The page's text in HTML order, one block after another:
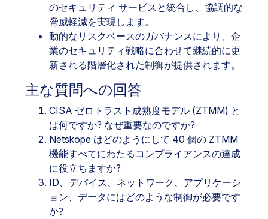
のセキュリティ サービスと統合し、協調的な
脅威軽減を実現します。
動的なリスクベースのガバナンスにより、企
業のセキュリティ戦略に合わせて継続的に更
新される階層化された制御が提供されます。
主な質問への回答
CISA ゼロトラスト成熟度モデル (ZTMM) と
は何ですか? なぜ重要なのですか?
Netskope はどのようにして 40 個の ZTMM
機能すべてにわたるコンプライアンスの達成
に役立ちますか?
ID、デバイス、ネットワーク、アプリケーシ
ョン、データにはどのような制御が必要です
か?